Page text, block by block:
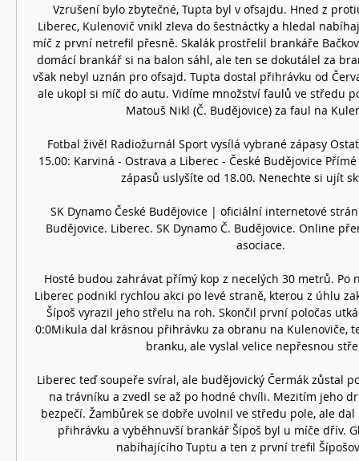
Vzrušení bylo zbytečné, Tupta byl v ofsajdu. Hned z
Liberec, Kulenovič vnikl zleva do šestnáctky a hledal
míč z první netrefil přesně. Skalák prostřelil brankáře
domácí brankář si na balon sáhl, ale ten se dokutálel za
však nebyl uznán pro ofsajd. Tupta dostal přihrávku od
ale ukopl si míč do autu. Vidíme množství faulů ve středu
Matouš Nikl (Č. Budějovice) za faul na
Fotbal živě! Radiožurnál Sport vysílá vybrané zápasy
15.00: Karviná - Ostrava a Liberec - České Budějovice
zápasů uslyšíte od 18.00. Nenechte si ujít
SK Dynamo České Budějovice | oficiální internetové
Budějovice. Liberec. SK Dynamo Č. Budějovice. Online
asociace.
Hosté budou zahrávat přímý kop z necelých 30 metrů. Po
Liberec podnikl rychlou akci po levé straně, kterou z úhlu
Šípoš vyrazil jeho střelu na roh. Skončil první poločas
0:0Mikula dal krásnou přihrávku za obranu na Kulenoviče,
branku, ale vyslal velice nepřesnou
Liberec teď soupeře svíral, ale budějovický Čermák zůstal
na trávníku a zvedl se až po hodné chvíli. Mezitím jeho
bezpečí. Žambůrek se dobře uvolnil ve středu pole, ale
přihrávku a vyběhnuvší brankář Šípoš byl u míče dřív.
nabíhajícího Tuptu a ten z první trefil